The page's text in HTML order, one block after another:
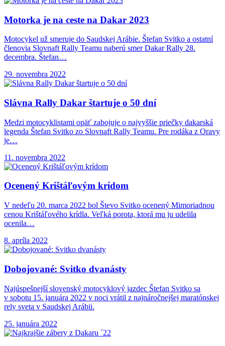
Motorka je na ceste na Dakar 2023
Motocykel už smeruje do Saudskej Arábie. Štefan Svitko a ostatní
členovia Slovnaft Rally Teamu naberú smer Dakar Rally 28.
decembra. Štefan…
29. novembra 2022
Slávna Rally Dakar štartuje o 50 dní
Medzi motocyklistami opäť zabojuje o najvyššie priečky dakarská
legenda Štefan Svitko zo Slovnaft Rally Teamu. Pre rodáka z Oravy
je…
11. novembra 2022
Ocenený Krištáľovým krídom
V nedeľu 20. marca 2022 bol Števo Svitko ocenený Mimoriadnou
cenou Krištáľového krídla. Veľká porota, ktorá mu ju udelila
ocenila…
8. apríla 2022
Dobojované: Svitko dvanásty
Najúspešnejší slovenský motocyklový jazdec Štefan Svitko sa
v sobotu 15. januára 2022 v noci vrátil z najnáročnejšej maratónskej
rely sveta v Saudskej Arábii.
25. januára 2022